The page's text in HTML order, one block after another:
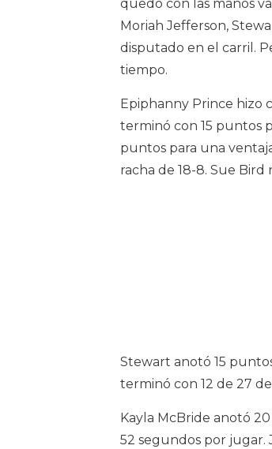
quedó con las manos
Moriah Jefferson,
disputado en el carril.
tiempo.
Epiphanny Prince hizo
terminó con 15 puntos
puntos para una
racha de 18-8. Sue
Stewart anotó 15
terminó con 12 de 27
Kayla McBride anotó
52 segundos por jugar.